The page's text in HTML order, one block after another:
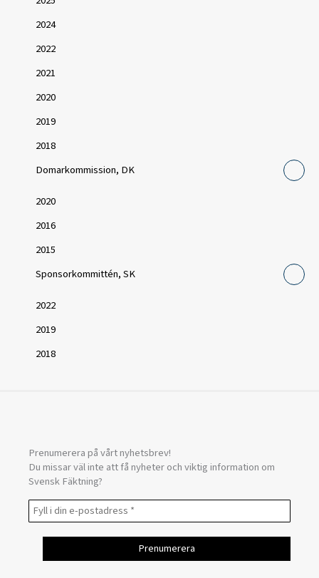
2024
2022
2021
2020
2019
2018
Domarkommission, DK
2020
2016
2015
Sponsorkommittén, SK
2022
2019
2018
Prenumerera på vårt nyhetsbrev!
Du missar väl inte att få nyheter och viktig information om
Svensk Fäktning?